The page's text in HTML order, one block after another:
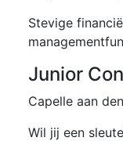
Stevige
Junior
Capelle aan
Wil jij een